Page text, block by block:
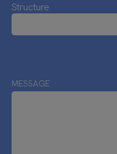
Structure
MESSAGE